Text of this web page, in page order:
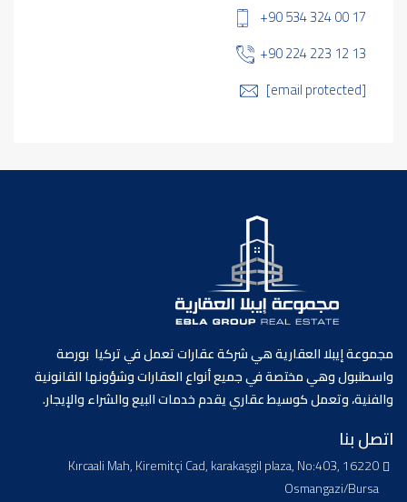
+90 534 324 00 17
+90 224 223 12 13
[email protected]
مجموعة إيبلا العقارية هي شركة عقارات تعمل في تركيا بورصة
واسطنبول وهي مختصة في جميع أنواع العقارات وشؤونها القانونية
والفنية، وتعمل كوسيط عقاري يقدم خدمات البيع والشراء والإيجار.
اتصل بنا
Kırcaali Mah, Kiremitçi Cad, karakaşgil plaza, No:403, 16220
Osmangazi/Bursa